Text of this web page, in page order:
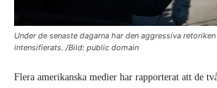
Under de senaste dagarna har den aggressiva
intensifierats. /Bild: public domain
Flera amerikanska medier har rapporterat att de